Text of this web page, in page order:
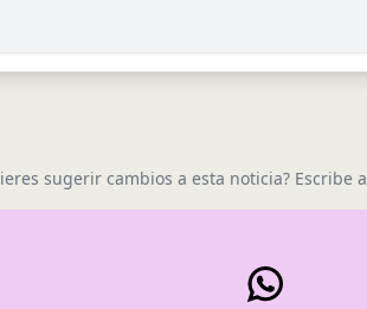
sugerir cambios a esta noticia? Escribe a